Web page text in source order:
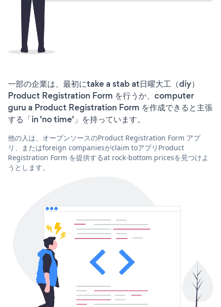
一部の企業は、最初にtake a stab at日曜大工（diy）
Product Registration Form を行うか、computer
guru a Product Registration Form を作成できると主張
する「in 'no time'」を持っています。
他の人は、オープンソースのProduct Registration Form アプ
リ、またはforeign companiesがclaim toアプリProduct
Registration Form を提供するat rock-bottom pricesを見つけよ
うとします。